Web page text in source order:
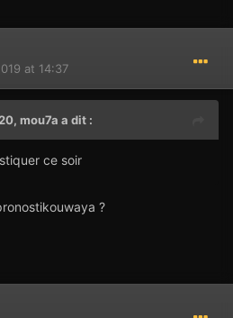
at 14:37
mou7a a dit :
ce soir
?